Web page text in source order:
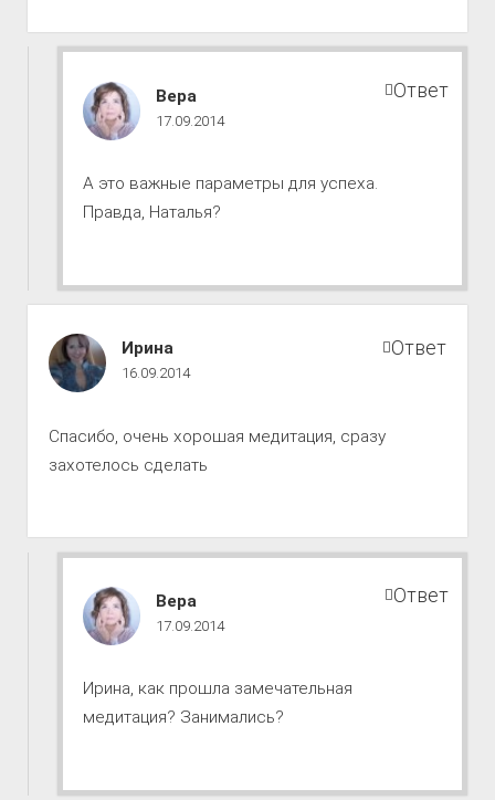
Путь
к
комментарии
Вера
17.09.2014
А это важные параметры для успеха.
Правда, Наталья?
Ответ
Путь
к
комментарии
Ирина
16.09.2014
Спасибо, очень хорошая медитация, сразу
захотелось сделать
Ответ
Путь
к
комментарии
Вера
17.09.2014
Ирина, как прошла замечательная
медитация? Занимались?
Ответ